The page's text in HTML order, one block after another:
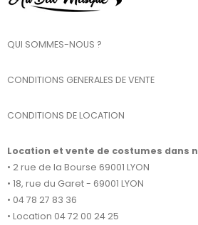
QUI SOMMES-NOUS ?
CONDITIONS GENERALES DE VENTE
CONDITIONS DE LOCATION
Location et vente de costumes dans
• 2 rue de la Bourse 69001 LYON
• 18, rue du Garet - 69001 LYON
• 04 78 27 83 36
• Location 04 72 00 24 25